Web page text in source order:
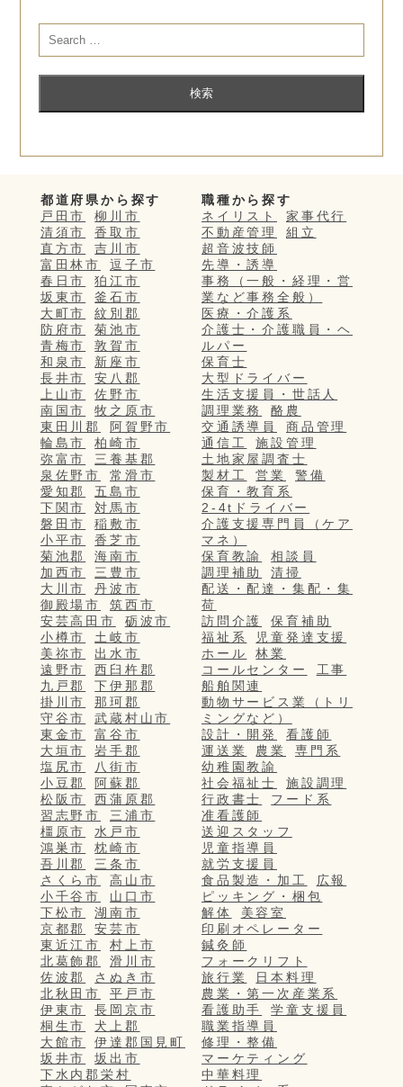
都道府県から探す
戸田市
柳川市
清須市
香取市
直方市
吉川市
富田林市
逗子市
春日市
狛江市
坂東市
釜石市
大町市
紋別郡
防府市
菊池市
青梅市
敦賀市
和泉市
新座市
長井市
安八郡
上山市
佐野市
南国市
牧之原市
東田川郡
阿賀野市
輪島市
柏崎市
弥富市
三養基郡
泉佐野市
常滑市
愛知郡
五島市
下関市
対馬市
磐田市
稲敷市
小平市
香芝市
菊池郡
海南市
加西市
三豊市
大川市
丹波市
御殿場市
筑西市
安芸高田市
砺波市
小樽市
土岐市
美祢市
出水市
遠野市
西臼杵郡
九戸郡
下伊那郡
掛川市
那珂郡
守谷市
武蔵村山市
東金市
富谷市
大垣市
岩手郡
塩尻市
八街市
小豆郡
阿蘇郡
松阪市
西蒲原郡
習志野市
三浦市
橿原市
水戸市
鴻巣市
枕崎市
吾川郡
三条市
さくら市
高山市
小千谷市
山口市
下松市
湖南市
京都郡
安芸市
東近江市
村上市
北葛飾郡
滑川市
佐波郡
さぬき市
北秋田市
平戸市
伊東市
長岡京市
桐生市
犬上郡
大館市
伊達郡国見町
坂井市
坂出市
下水内郡栄村
職種から探す
ネイリスト
家事代行
不動産管理
組立
超音波技師
先導・誘導
事務（一般・経理・営
業など事務全般）
医療・介護系
介護士・介護職員・ヘ
ルパー
保育士
大型ドライバー
生活支援員・世話人
調理業務
酪農
交通誘導員
商品管理
通信工
施設管理
土地家屋調査士
製材工
営業
警備
保育・教育系
2-4tドライバー
介護支援専門員（ケア
マネ）
保育教諭
相談員
調理補助
清掃
配送・配達・集配・集
荷
訪問介護
保育補助
福祉系
児童発達支援
ホール
林業
コールセンター
工事
船舶関連
動物サービス業（トリ
ミングなど）
設計・開発
看護師
運送業
農業
専門系
幼稚園教諭
社会福祉士
施設調理
行政書士
フード系
准看護師
送迎スタッフ
児童指導員
就労支援員
食品製造・加工
広報
ピッキング・梱包
解体
美容室
印刷オペレーター
鍼灸師
フォークリフト
旅行業
日本料理
農業・第一次産業系
看護助手
学童支援員
職業指導員
修理・整備
マーケティング
中華料理